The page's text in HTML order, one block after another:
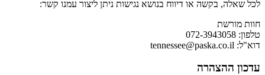
לכל שאלה, בקשה או דיווח בנושא נגישות ניתן ליצור עמנו קשר:
חוות מורשת
טלפון: 072-3943058
דוא"ל: tennessee@paska.co.il
עדכון ההצהרה